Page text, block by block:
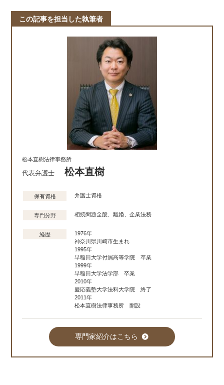
この記事を担当した執筆者
松本直樹法律事務所
代表弁護士 松本直樹
保有資格 弁護士資格
専門分野 相続問題全般、離婚、企業法務
経歴
1976年
神奈川県川崎市生まれ
1995年
早稲田大学付属高等学院 卒業
1999年
早稲田大学法学部 卒業
2010年
慶応義塾大学法科大学院 終了
2011年
松本直樹法律事務所 開設
専門家紹介はこちら